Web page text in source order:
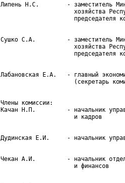
Липень Н.С.        - заместитель
хозяйства
Сушко С.А.         - заместитель
хозяйства
Лабановская Е.А.   - главный
Члены комиссии:
Качан Н.П.         - начальник
Чекан А.И.         - начальник отдела